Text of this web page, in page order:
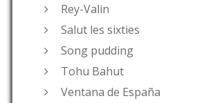
Rey-Valin
Salut les sixties
Song pudding
Tohu Bahut
Ventana de España